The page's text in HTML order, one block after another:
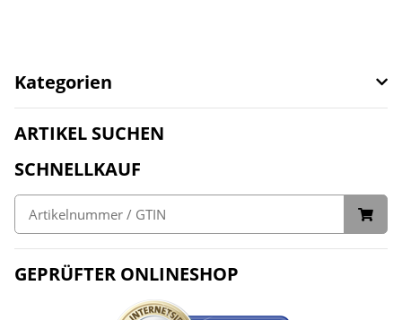
Kategorien
ARTIKEL SUCHEN
SCHNELLKAUF
GEPRÜFTER ONLINESHOP